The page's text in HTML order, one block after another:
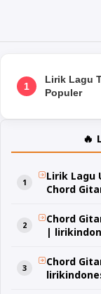
1
Lirik Lagu
Populer
🔥
Lirik Lagu
Chord
Chord
|
Chord